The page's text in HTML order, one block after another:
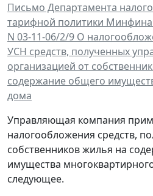
Письмо Департамента
тарифной политики Минфина
N 03-11-06/2/9 О
УСН средств, полученных
организацией от
содержание общего
дома
Управляющая компания
налогообложения средств,
собственников жилья на
имущества
следующее.